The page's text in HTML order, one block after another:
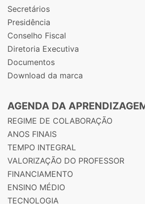
Secretários
Presidência
Conselho Fiscal
Diretoria Executiva
Documentos
Download da marca
AGENDA DA
REGIME DE COLABORAÇÃO
ANOS FINAIS
TEMPO INTEGRAL
VALORIZAÇÃO DO PROFESSOR
FINANCIAMENTO
ENSINO MÉDIO
TECNOLOGIA